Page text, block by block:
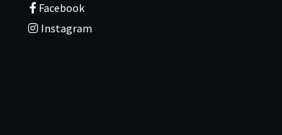
Facebook
Instagram